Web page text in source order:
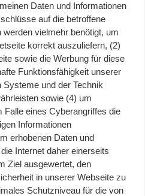
Daten und Informationen
auf die betroffene
vielmehr benötigt, um
korrekt auszuliefern, (2)
sowie die Werbung für diese
Funktionsfähigkeit unserer
und der Technik
sowie (4) um
Falle eines Cyberangriffes die
Informationen
erhobenen Daten und
Internet daher einerseits
Ziel ausgewertet, den
in unserer Webseite zu
Schutzniveau für die von